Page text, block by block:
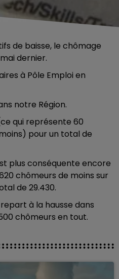
de baisse, le chômage
dernier.
à Pôle Emploi en
notre Région.
qui représente 60
pour un total de
plus conséquente encore
chômeurs de moins sur
de 29.430.
à la hausse dans
chômeurs en tout.